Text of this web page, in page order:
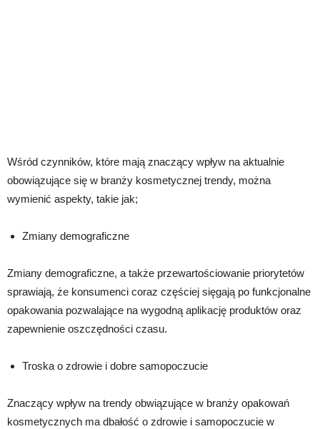
Wśród czynników, które mają znaczący wpływ na aktualnie
obowiązujące się w branży kosmetycznej trendy, można
wymienić aspekty, takie jak;
Zmiany demograficzne
Zmiany demograficzne, a także przewartościowanie priorytetów
sprawiają, że konsumenci coraz częściej sięgają po funkcjonalne
opakowania pozwalające na wygodną aplikację produktów oraz
zapewnienie oszczędności czasu.
Troska o zdrowie i dobre samopoczucie
Znaczący wpływ na trendy obwiązujące w branży opakowań
kosmetycznych ma dbałość o zdrowie i samopoczucie w